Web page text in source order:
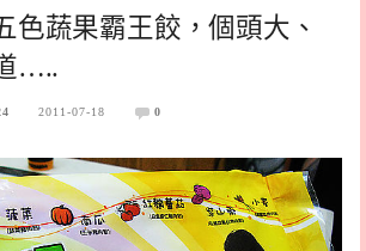
色蔬果霸王餃，個頭大、
…..
2011-07-18 0